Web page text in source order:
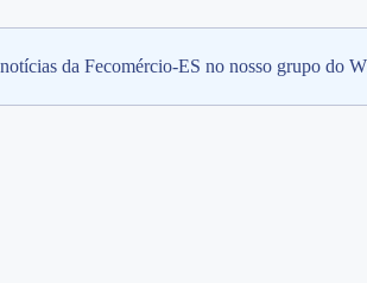
da Fecomércio-ES no nosso grupo do